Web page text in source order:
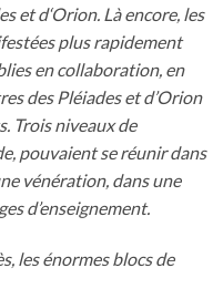
et d‘Orion. Là encore, les
plus rapidement
en collaboration, en
des Pléiades et d’Orion
Trois niveaux de
pouvaient se réunir dans
vénération, dans une
d’enseignement.
les énormes blocs de